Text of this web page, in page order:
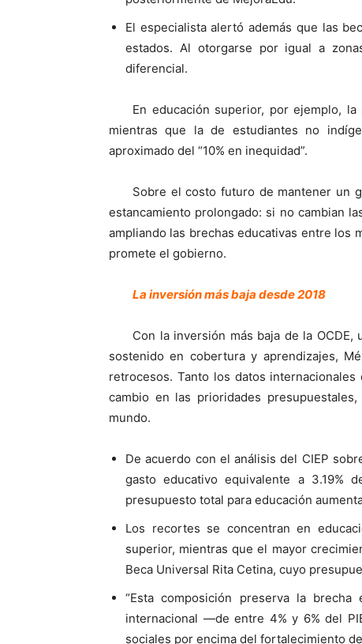
El especialista alertó además que las
estados. Al otorgarse por igual a
diferencial.
En educación superior, por ejemplo,
mientras que la de estudiantes no
aproximado del “10% en inequidad”.
Sobre el costo futuro de mantener un
estancamiento prolongado: si no cambian
ampliando las brechas educativas entre los
promete el gobierno.
La inversión más baja desde 2018
Con la inversión más baja de la
sostenido en cobertura y aprendizajes,
retrocesos. Tanto los datos
cambio en las prioridades
mundo.
De acuerdo con el análisis del CIEP
gasto educativo equivalente a 3.19%
presupuesto total para educación
Los recortes se concentran en
superior, mientras que el mayor
Beca Universal Rita Cetina, cuyo
“Esta composición preserva la
internacional —de entre 4% y 6% del
sociales por encima del fortalecimiento